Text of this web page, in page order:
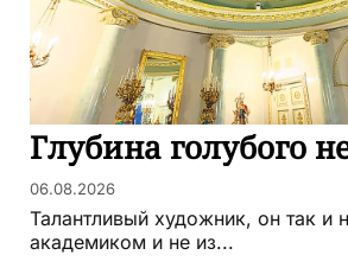
Глубина голубого
06.08.2026
Талантливый художник, он так и
академиком и не из...